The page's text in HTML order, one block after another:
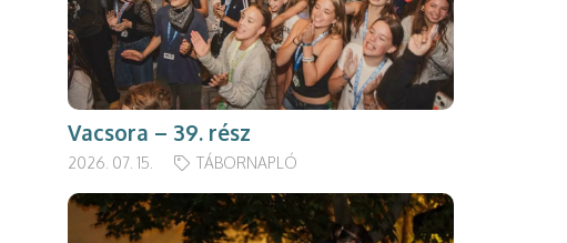
Vacsora – 39. rész
2026. 07. 15. TÁBORNAPLÓ